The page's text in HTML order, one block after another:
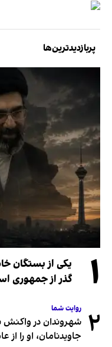
پربازدیدترین‌ها
۱
یکی از بستگان
گذر از جمهوری
۲ روایت شما
شهروندان در واکنش
جاویدنامان، او را از